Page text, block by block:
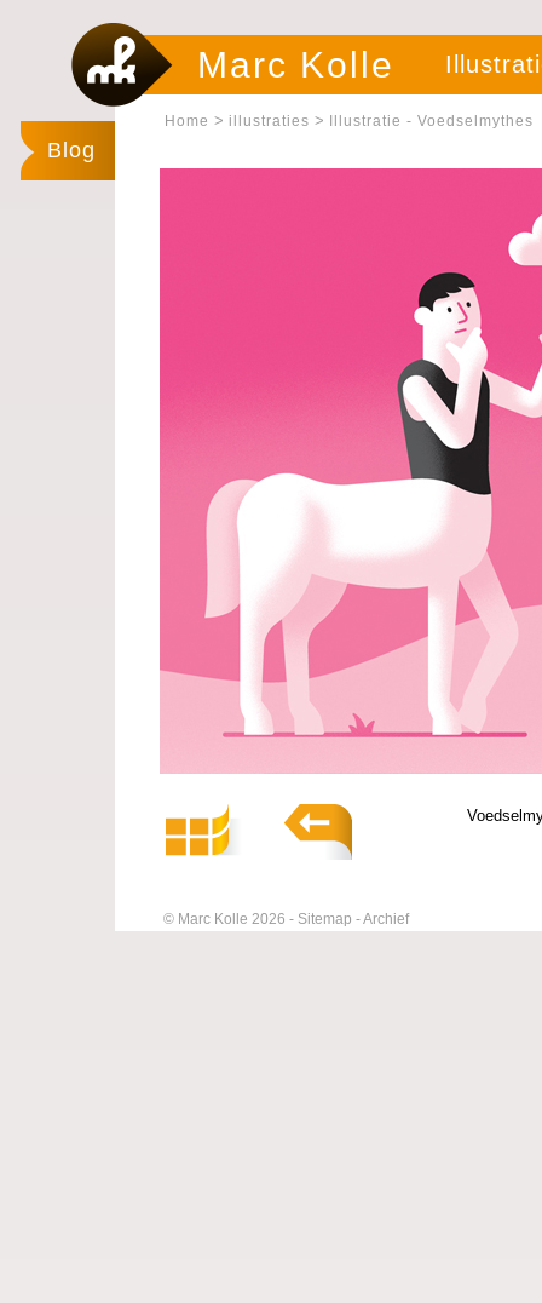
Marc Kolle
Blog
Home > illustraties > Illustratie - Voedselmythes
© Marc Kolle 2026 Sitemap Archief